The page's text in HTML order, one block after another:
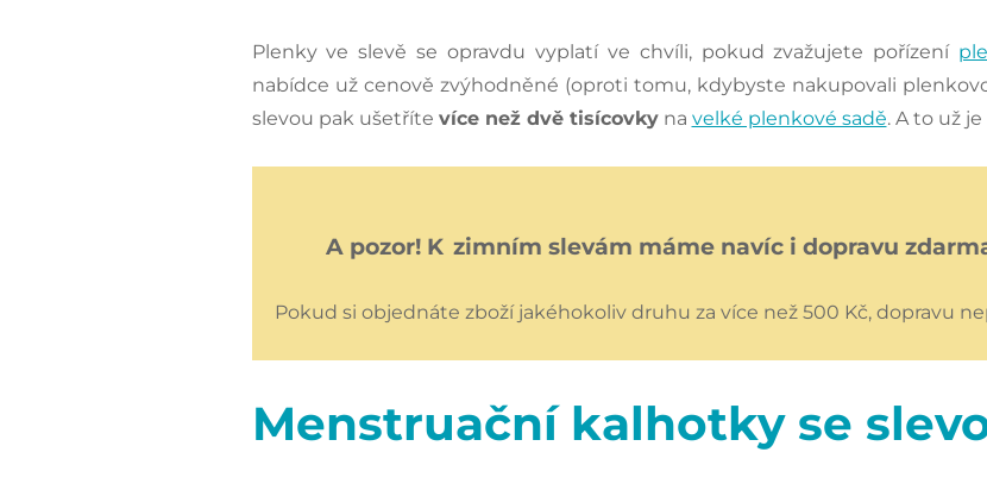
Plenky ve slevě se opravdu vyplatí ve chvíli, pokud zvažujete pořízení
nabídce už cenově zvýhodněné (oproti tomu, kdybyste nakupovali
slevou pak ušetříte více než dvě tisícovkyna velké plenkové sadě. A to už
A pozor! K zimním slevám máme navíc i dopravu
Pokud si objednáte zboží jakéhokoliv druhu za více než 500 Kč, dopravu
Menstruační kalhotky se